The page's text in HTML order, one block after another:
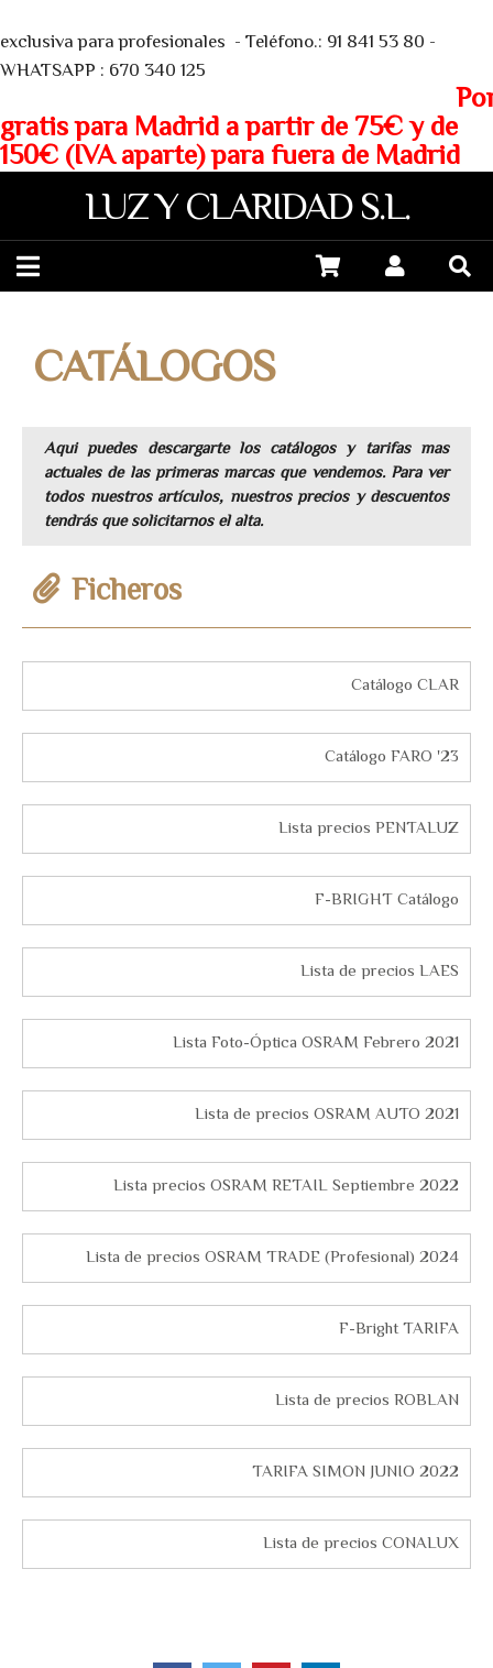
exclusiva para profesionales - Teléfono.: 91 841 53 80 -
WHATSAPP : 670 340 125
gratis para Madrid a partir de 75€ y de
150€ (IVA aparte) para fuera de Madrid
LUZ Y CLARIDAD S.L.
CATÁLOGOS
Aqui puedes descargarte los catálogos y tarifas mas
actuales de las primeras marcas que vendemos. Para ver
todos nuestros artículos, nuestros precios y descuentos
tendrás que solicitarnos el alta.
Catálogo CLAR
Catálogo FARO '23
Lista precios PENTALUZ
F-BRIGHT Catálogo
Lista de precios LAES
Lista Foto-Óptica OSRAM Febrero 2021
Lista de precios OSRAM AUTO 2021
Lista precios OSRAM RETAIL Septiembre 2022
Lista de precios OSRAM TRADE (Profesional) 2024
F-Bright TARIFA
Lista de precios ROBLAN
TARIFA SIMON JUNIO 2022
Lista de precios CONALUX